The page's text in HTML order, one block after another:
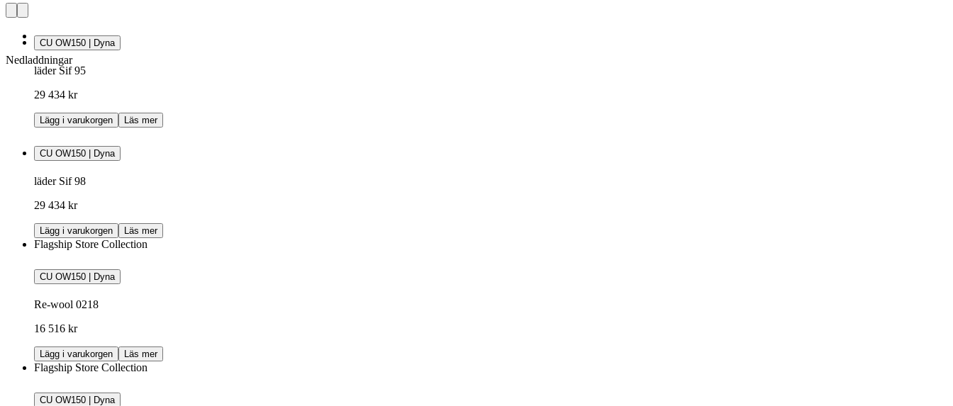
Nedladdningar
CU OW150 | Dyna
läder Sif 95
29 434 kr
Lägg i varukorgen Läs mer
CU OW150 | Dyna
läder Sif 98
29 434 kr
Lägg i varukorgen Läs mer
Flagship Store Collection
CU OW150 | Dyna
Re-wool 0218
16 516 kr
Lägg i varukorgen Läs mer
Flagship Store Collection
CU OW150 | Dyna